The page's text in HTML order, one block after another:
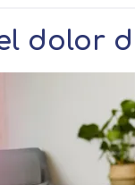
dolor